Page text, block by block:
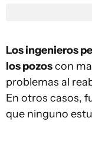
Los ingenieros
los pozoscon
problemas al
En otros casos,
que ninguno